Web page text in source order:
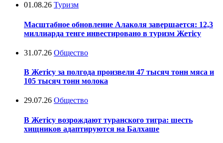
01.08.26 Туризм
Масштабное обновление Алаколя завершается: 12,3
миллиарда тенге инвестировано в туризм Жетісу
31.07.26 Общество
В Жетісу за полгода произвели 47 тысяч тонн мяса и
105 тысяч тонн молока
29.07.26 Общество
В Жетісу возрождают туранского тигра: шесть
хищников адаптируются на Балхаше